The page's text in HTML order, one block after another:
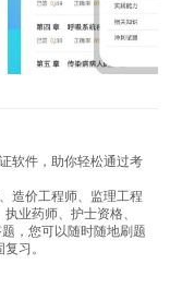
软件，助你轻松通过考
造价工程师、监理工程
业药师、护士资格、
，您可以随时随地刷题
习。